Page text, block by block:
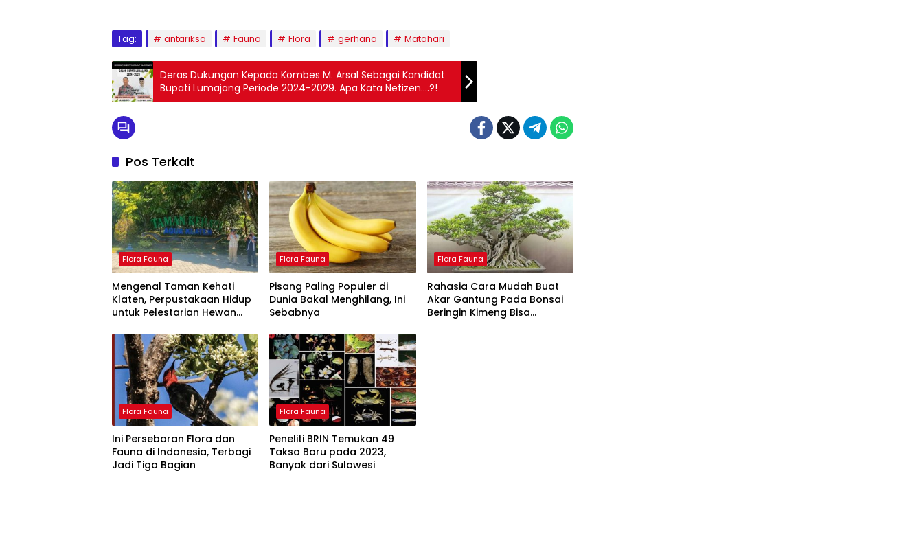
Tag: antariksa Fauna Flora gerhana Matahari
Deras Dukungan Kepada Kombes M. Arsal Sebagai Kandidat
Bupati Lumajang Periode 2024-2029. Apa Kata Netizen….?!
Pos Terkait
Flora Fauna
Mengenal Taman Kehati
Klaten, Perpustakaan Hidup
untuk Pelestarian Hewan
Flora Fauna
Pisang Paling Populer di
Dunia Bakal Menghilang, Ini
Sebabnya
Flora Fauna
Rahasia Cara Mudah Buat
Akar Gantung Pada Bonsai
Beringin Kimeng Bisa
Flora Fauna
Ini Persebaran Flora dan
Fauna di Indonesia, Terbagi
Jadi Tiga Bagian
Flora Fauna
Peneliti BRIN Temukan 49
Taksa Baru pada 2023,
Banyak dari Sulawesi